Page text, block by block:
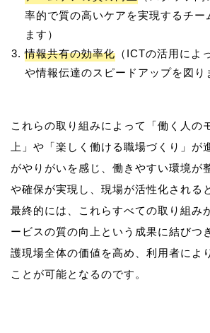
率的で質の高いケアを実現するチー
ます）
情報共有の効率化 （ICTの活用によ
や情報伝達のスピードアップを図り
これらの取り組みによって「働く人の
上」や「楽しく働ける職場づくり」が
がやりがいを感じ、働きやすい環境が
や確保が実現し、現場が活性化される
最終的には、これらすべての取り組み
ービスの質の向上という成果に結びつ
護現場全体の価値を高め、利用者によ